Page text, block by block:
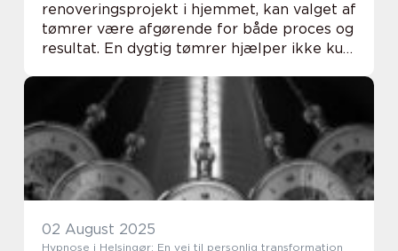
renoveringsprojekt i hjemmet, kan valget af
tømrer være afgørende for både proces og
resultat. En dygtig tømrer hjælper ikke kun
rådgivning, materialevalg og planlægning,
så du u...
02 August 2025
Hypnose i Helsingør: En vej til personlig transformation